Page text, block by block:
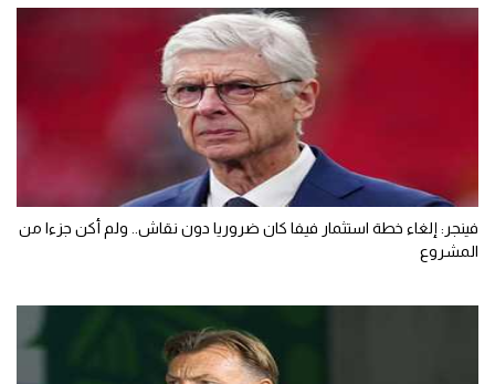
فينجر: إلغاء خطة استثمار فيفا كان ضروريا دون نقاش.. ولم أكن جزءا من
المشروع